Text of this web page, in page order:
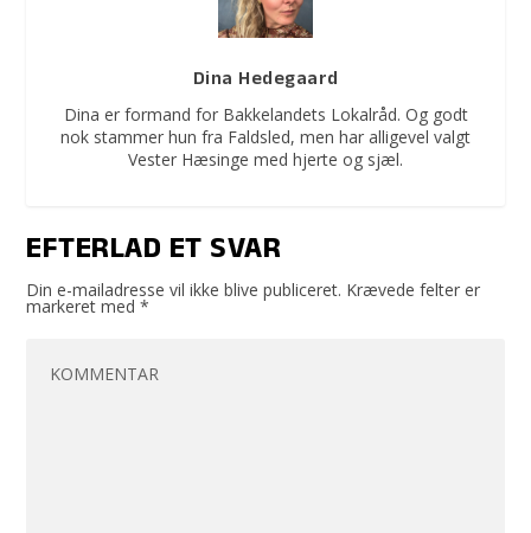
Dina Hedegaard
Dina er formand for Bakkelandets Lokalråd. Og godt
nok stammer hun fra Faldsled, men har alligevel valgt
Vester Hæsinge med hjerte og sjæl.
EFTERLAD ET SVAR
Din e-mailadresse vil ikke blive publiceret. Krævede felter er
markeret med*